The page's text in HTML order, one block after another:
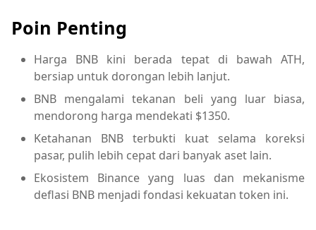
Poin Penting
Harga BNB kini berada tepat di bawah ATH,
bersiap untuk dorongan lebih lanjut.
BNB mengalami tekanan beli yang luar biasa,
mendorong harga mendekati $1350.
Ketahanan BNB terbukti kuat selama koreksi
pasar, pulih lebih cepat dari banyak aset lain.
Ekosistem Binance yang luas dan mekanisme
deflasi BNB menjadi fondasi kekuatan token ini.